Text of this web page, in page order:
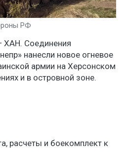
РФ
ХАН. Соединения
нанесли новое огневое
армии на Херсонском
и в островной зоне.
расчеты и боекомплект к